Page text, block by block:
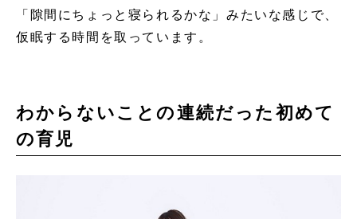
「隙間にちょっと寝られるかな」みたいな感じで、
仮眠する時間を取っています。
わからないことの連続だった初めて
の育児